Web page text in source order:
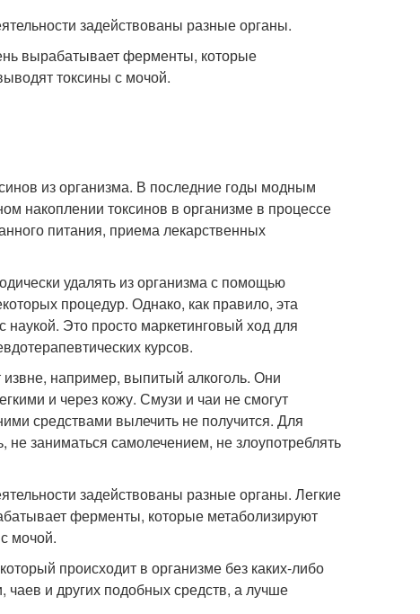
задействованы разные органы.
вырабатывает ферменты, которые
токсины с мочой.
из организма. В последние годы модным
накоплении токсинов в организме в процессе
питания, приема лекарственных
удалять из организма с помощью
процедур. Однако, как правило, эта
Это просто маркетинговый ход для
курсов.
например, выпитый алкоголь. Они
и через кожу. Смузи и чаи не смогут
средствами вылечить не получится. Для
заниматься самолечением, не злоупотреблять
задействованы разные органы. Легкие
ферменты, которые метаболизируют
мочой.
происходит в организме без каких-либо
чаев и других подобных средств, а лучше